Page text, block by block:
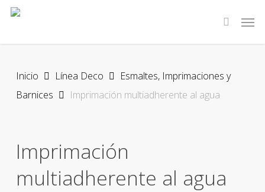
Skip
search
Inicio Línea Deco
Esmaltes, Imprimaciones y
Barnices
Imprimación multiadherente al agua
Imprimación
multiadherente al agua